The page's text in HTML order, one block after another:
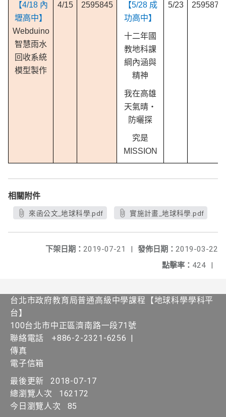
【4/18 內
壢高中】
Webduino
智慧雨水
回收系統
模型製作
4/15 2595845
【5/28 成
功高中】
十二年國
教地科課
綱內涵與
精神
我在高雄
天氣晴‧
防曬探
究是
MISSION
5/23 2595875
相關附件
來函公文_地球科學.pdf 實施計畫_地球科學.pdf
發佈日期： 2019-03-22
下架日期： 2019-07-21
|
點擊率： 424 |
台北市政府教育局普通高級中學課程​【​地球科學學科平
台】
100台北市中正區濟南路一段71號
聯絡電話
+886-2-2321-6256 |
傳真
電子信箱
最後更新
2018-07-17
總瀏覽人次
162172
今日瀏覽人次
85